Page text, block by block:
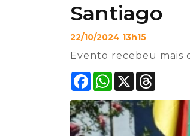
Santiago
22/10/2024 13h15
Evento recebeu mais
Facebook
WhatsApp
X Threads